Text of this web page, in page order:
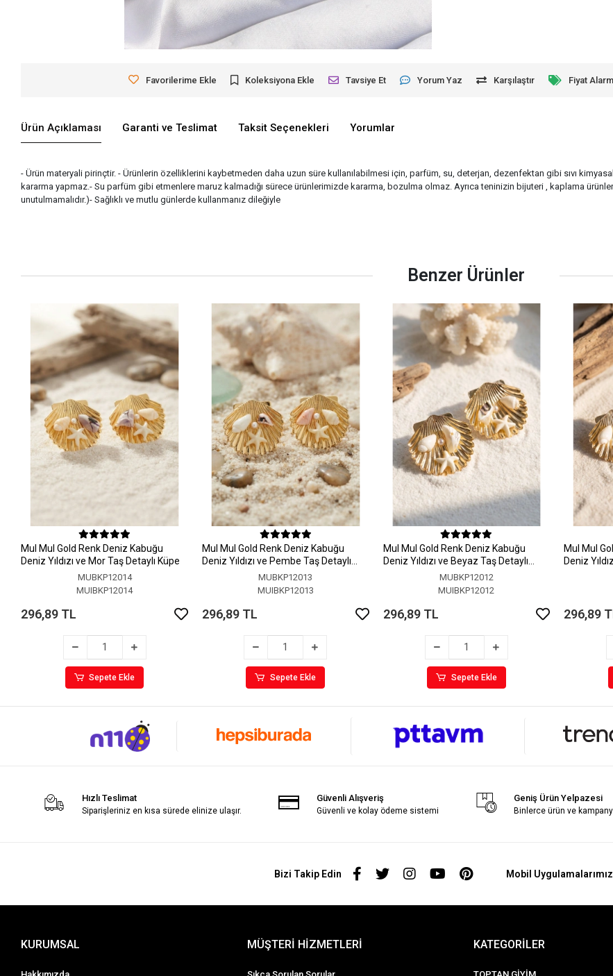
Favorilerime Ekle Koleksiyona Ekle Tavsiye Et Yorum Yaz Karşılaştır Fiyat
Ürün Açıklaması Garanti ve Teslimat Taksit Seçenekleri Yorumlar
- Ürün materyali pirinçtir. - Ürünlerin özelliklerini kaybetmeden daha uzun süre kullanılabilmesi için, parfüm, su, deterjan, dezenfektan gibi sıvı
kararma yapmaz.- Su parfüm gibi etmenlere maruz kalmadığı sürece ürünlerimizde kararma, bozulma olmaz. Ayrıca teninizin bijuteri , kaplama
unutulmamalıdır.)- Sağlıklı ve mutlu günlerde kullanmanız dileğiyle
Benzer Ürünler
MuI MuI Gold Renk Deniz Kabuğu
Deniz Yıldızı ve Mor Taş Detaylı Küpe
MUBKP12014
MUIBKP12014
296,89 TL
Sepete Ekle
MuI MuI Gold Renk Deniz Kabuğu
Deniz Yıldızı ve Pembe Taş Detaylı
MUBKP12013
MUIBKP12013
296,89 TL
Sepete Ekle
MuI MuI Gold Renk Deniz Kabuğu
Deniz Yıldızı ve Beyaz Taş Detaylı
MUBKP12012
MUIBKP12012
296,89 TL
Sepete Ekle
MuI MuI
Deniz
296,89
Hızlı Teslimat
Siparişleriniz en kısa sürede elinize ulaşır.
Güvenli Alışveriş
Güvenli ve kolay ödeme sistemi
Geniş Ürün Yelpazesi
Binlerce ürün ve
Bizi Takip Edin Mobil Uygulamalarımız
KURUMSAL MÜŞTERİ HİZMETLERİ KATEGORİLER